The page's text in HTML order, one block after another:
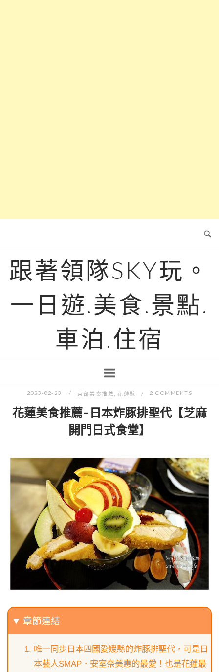
跟著領隊SKY玩。
一日遊.美食.景點.
車泊.住宿
2023-02-23 東部美食推薦 花蓮縣 2 COMMENTS
花蓮美食推薦-日本炸豚排聖代【芝麻
開門日式食堂】
章節連結
唯一同步日本四國愛媛縣的炸豚排聖代，可是日
本藝人SMAP．安室奈美惠的最愛！也是花蓮最